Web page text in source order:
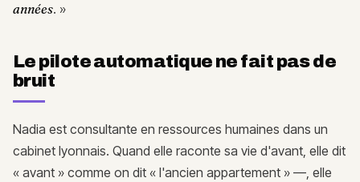
années. »
Le pilote automatique ne fait pas de
bruit
Nadia est consultante en ressources humaines dans un
cabinet lyonnais. Quand elle raconte sa vie d'avant, elle dit
« avant » comme on dit « l'ancien appartement » —, elle